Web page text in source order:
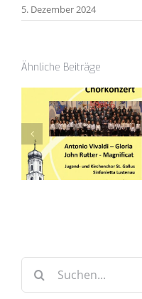
5. Dezember 2024
Ähnliche Beiträge
nach: